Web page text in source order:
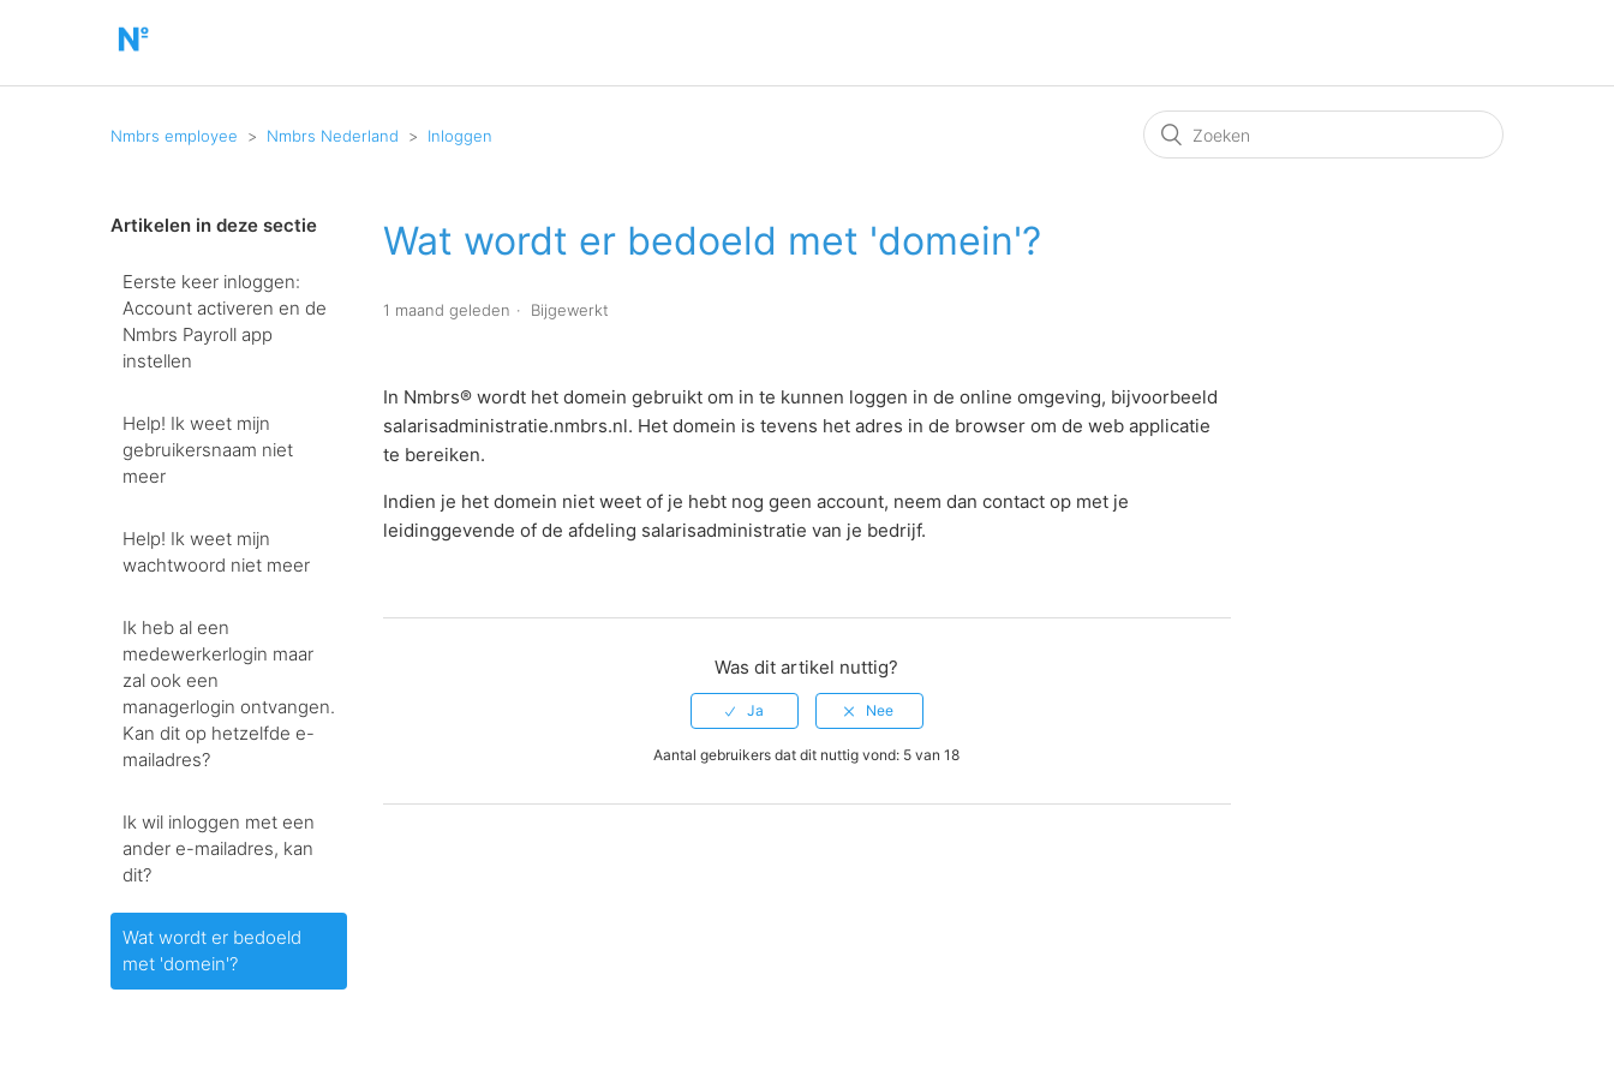
Nmbrs employee Nmbrs Nederland Inloggen
Artikelen in deze sectie
Eerste keer inloggen:
Account activeren en de
Nmbrs Payroll app
instellen
Help! Ik weet mijn
gebruikersnaam niet
meer
Help! Ik weet mijn
wachtwoord niet meer
Ik heb al een
medewerkerlogin maar
zal ook een
managerlogin ontvangen.
Kan dit op hetzelfde e-
mailadres?
Ik wil inloggen met een
ander e-mailadres, kan
dit?
Wat wordt er bedoeld
met 'domein'?
Wat wordt er bedoeld met 'domein'?
1 maand geleden Bijgewerkt
In Nmbrs® wordt het domein gebruikt om in te kunnen loggen in de online omgeving, bijvoorbeeld
salarisadministratie.nmbrs.nl. Het domein is tevens het adres in de browser om de web applicatie
te bereiken.
Indien je het domein niet weet of je hebt nog geen account, neem dan contact op met je
leidinggevende of de afdeling salarisadministratie van je bedrijf.
Was dit artikel nuttig?
Aantal gebruikers dat dit nuttig vond: 5 van 18